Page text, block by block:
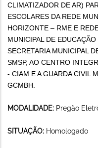
CLIMATIZADOR DE AR)
ESCOLARES DA REDE
HORIZONTE – RME E
MUNICIPAL DE
SECRETARIA MUNICIPAL
SMSP, AO CENTRO
- CIAM E A GUARDA CIVIL
GCMBH.
MODALIDADE: Pregão
SITUAÇÃO: Homologado